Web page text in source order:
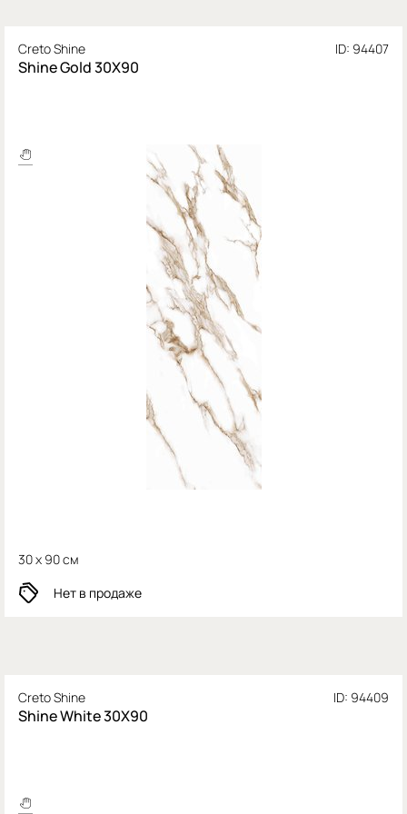
Creto Shine ID: 94407
Shine Gold 30X90
30 x 90 см
Нет в продаже
Creto Shine ID: 94409
Shine White 30X90